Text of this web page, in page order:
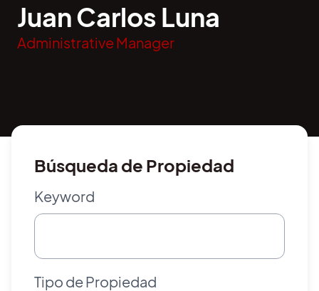
Juan Carlos Luna
Administrative Manager
Búsqueda de Propiedad
Keyword
Tipo de Propiedad